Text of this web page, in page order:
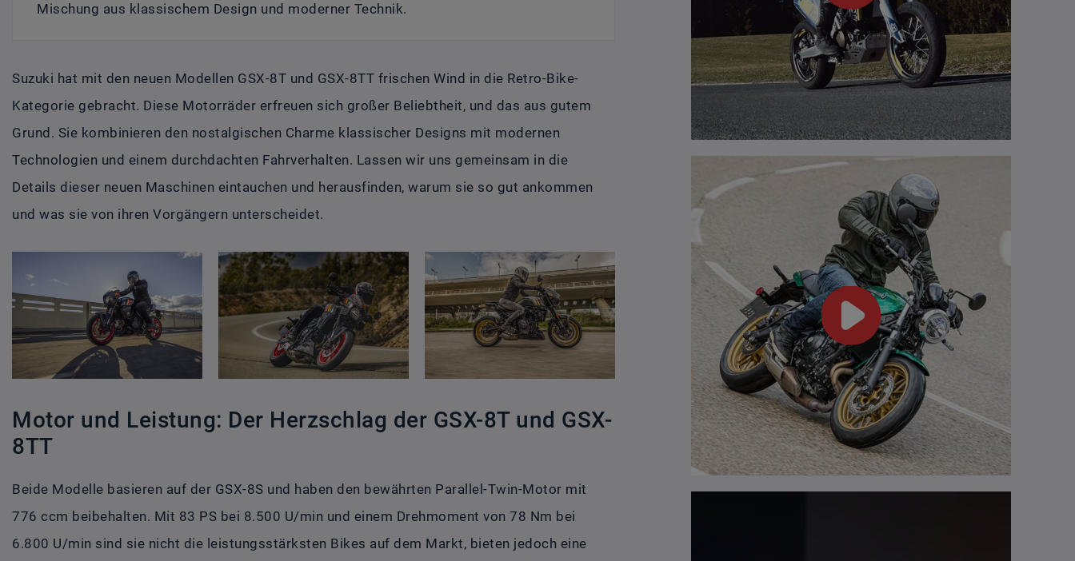
Mischung aus klassischem Design und moderner Technik.
Suzuki hat mit den neuen Modellen GSX-8T und GSX-8TT frischen Wind in die Retro-Bike-
Kategorie gebracht. Diese Motorräder erfreuen sich großer Beliebtheit, und das aus gutem
Grund. Sie kombinieren den nostalgischen Charme klassischer Designs mit modernen
Technologien und einem durchdachten Fahrverhalten. Lassen wir uns gemeinsam in die
Details dieser neuen Maschinen eintauchen und herausfinden, warum sie so gut ankommen
und was sie von ihren Vorgängern unterscheidet.
Motor und Leistung: Der Herzschlag der GSX-8T und GSX-
8TT
Beide Modelle basieren auf der GSX-8S und haben den bewährten Parallel-Twin-Motor mit
776 ccm beibehalten. Mit 83 PS bei 8.500 U/min und einem Drehmoment von 78 Nm bei
6.800 U/min sind sie nicht die leistungsstärksten Bikes auf dem Markt, bieten jedoch eine